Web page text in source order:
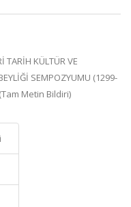
TARİH KÜLTÜR VE
SEMPOZYUMU (1299-
Metin Bildiri)